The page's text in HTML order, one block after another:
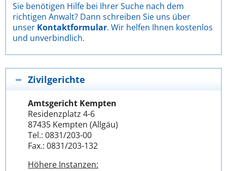
Sie benötigen Hilfe bei Ihrer Suche nach dem
richtigen Anwalt? Dann schreiben Sie uns über
unser Kontaktformular. Wir helfen Ihnen kostenlos
und unverbindlich.
Zivilgerichte
Amtsgericht Kempten
Residenzplatz 4-6
87435 Kempten (Allgäu)
Tel.: 0831/203-00
Fax.: 0831/203-132
Höhere Instanzen: